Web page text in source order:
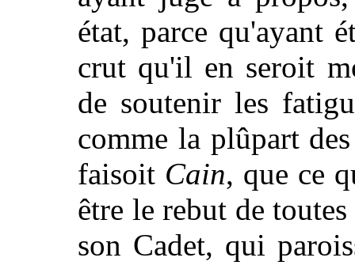
état, parce qu'ayant
crut qu'il en seroit
de soutenir les
comme la plûpart
faisoit Cain, que ce
être le rebut de
son Cadet, qui